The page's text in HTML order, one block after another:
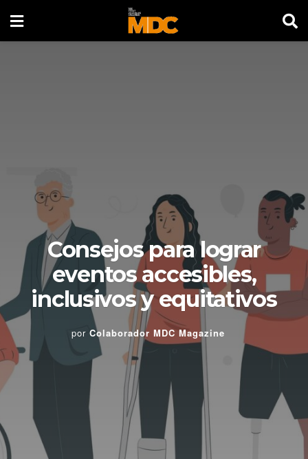
Consejos para lograr
eventos accesibles,
inclusivos y equitativos
por Colaborador MDC Magazine